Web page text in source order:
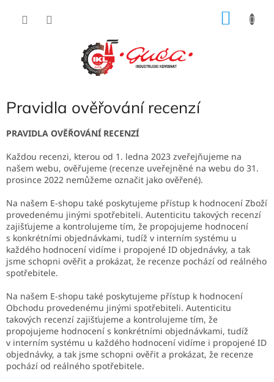
Pravidla ověřování recenzí
PRAVIDLA OVĚŘOVÁNÍ RECENZÍ
Každou recenzi, kterou od 1. ledna 2023 zveřejňujeme na
našem webu, ověřujeme (recenze uveřejněné na webu do 31.
prosince 2022 nemůžeme označit jako ověřené).
Na našem E-shopu také poskytujeme přístup k hodnocení Zboží
provedenému jinými spotřebiteli. Autenticitu takových recenzí
zajišťujeme a kontrolujeme tím, že propojujeme hodnocení
s konkrétními objednávkami, tudíž v interním systému u
každého hodnocení vidíme i propojené ID objednávky, a tak
jsme schopni ověřit a prokázat, že recenze pochází od reálného
spotřebitele.
Na našem E-shopu také poskytujeme přístup k hodnocení
Obchodu provedenému jinými spotřebiteli. Autenticitu
takových recenzí zajišťujeme a kontrolujeme tím, že
propojujeme hodnocení s konkrétními objednávkami, tudíž
v interním systému u každého hodnocení vidíme i propojené ID
objednávky, a tak jsme schopni ověřit a prokázat, že recenze
pochází od reálného spotřebitele.